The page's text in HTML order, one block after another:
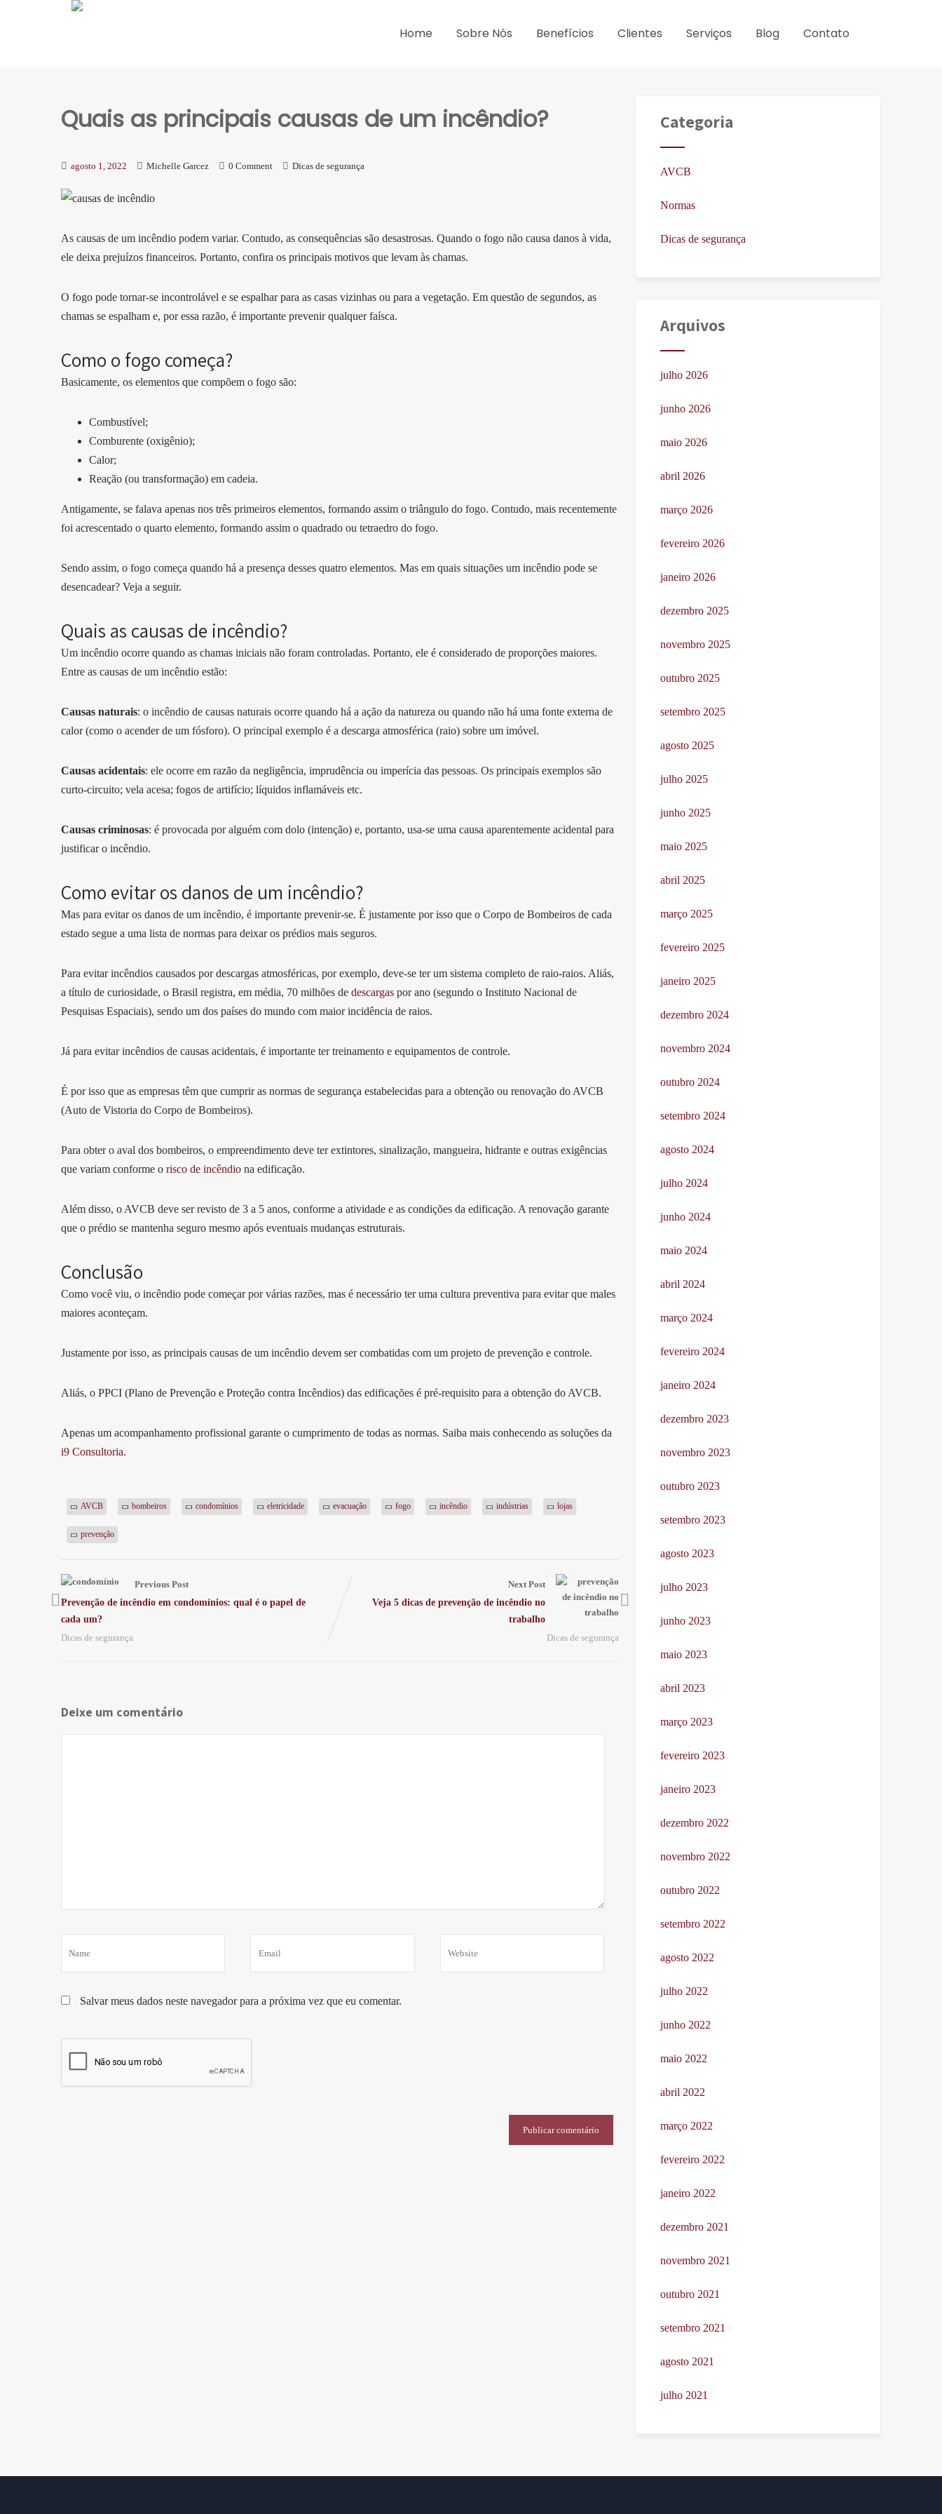
Home Sobre Nós Benefícios Clientes Serviços Blog Contato
Quais as principais causas de um incêndio?
agosto 1, 2022 Michelle Garcez 0 Comment Dicas de segurança
As causas de um incêndio podem variar. Contudo, as consequências são desastrosas. Quando o fogo não causa danos à vida,
ele deixa prejuízos financeiros. Portanto, confira os principais motivos que levam às chamas.
O fogo pode tornar-se incontrolável e se espalhar para as casas vizinhas ou para a vegetação. Em questão de segundos, as
chamas se espalham e, por essa razão, é importante prevenir qualquer faísca.
Como o fogo começa?
Basicamente, os elementos que compõem o fogo são:
Combustível;
Comburente (oxigênio);
Calor;
Reação (ou transformação) em cadeia.
Antigamente, se falava apenas nos três primeiros elementos, formando assim o triângulo do fogo. Contudo, mais recentemente
foi acrescentado o quarto elemento, formando assim o quadrado ou tetraedro do fogo.
Sendo assim, o fogo começa quando há a presença desses quatro elementos. Mas em quais situações um incêndio pode se
desencadear? Veja a seguir.
Quais as causas de incêndio?
Um incêndio ocorre quando as chamas iniciais não foram controladas. Portanto, ele é considerado de proporções maiores.
Entre as causas de um incêndio estão:
Causas naturais: o incêndio de causas naturais ocorre quando há a ação da natureza ou quando não há uma fonte externa de
calor (como o acender de um fósforo). O principal exemplo é a descarga atmosférica (raio) sobre um imóvel.
Causas acidentais: ele ocorre em razão da negligência, imprudência ou imperícia das pessoas. Os principais exemplos são
curto-circuito; vela acesa; fogos de artifício; líquidos inflamáveis etc.
Causas criminosas: é provocada por alguém com dolo (intenção) e, portanto, usa-se uma causa aparentemente acidental para
justificar o incêndio.
Como evitar os danos de um incêndio?
Mas para evitar os danos de um incêndio, é importante prevenir-se. É justamente por isso que o Corpo de Bombeiros de cada
estado segue a uma lista de normas para deixar os prédios mais seguros.
Para evitar incêndios causados por descargas atmosféricas, por exemplo, deve-se ter um sistema completo de raio-raios. Aliás,
a título de curiosidade, o Brasil registra, em média, 70 milhões de descargas por ano (segundo o Instituto Nacional de
Pesquisas Espaciais), sendo um dos países do mundo com maior incidência de raios.
Já para evitar incêndios de causas acidentais, é importante ter treinamento e equipamentos de controle.
É por isso que as empresas têm que cumprir as normas de segurança estabelecidas para a obtenção ou renovação do AVCB
(Auto de Vistoria do Corpo de Bombeiros).
Para obter o aval dos bombeiros, o empreendimento deve ter extintores, sinalização, mangueira, hidrante e outras exigências
que variam conforme o risco de incêndio na edificação.
Além disso, o AVCB deve ser revisto de 3 a 5 anos, conforme a atividade e as condições da edificação. A renovação garante
que o prédio se mantenha seguro mesmo após eventuais mudanças estruturais.
Conclusão
Como você viu, o incêndio pode começar por várias razões, mas é necessário ter uma cultura preventiva para evitar que males
maiores aconteçam.
Justamente por isso, as principais causas de um incêndio devem ser combatidas com um projeto de prevenção e controle.
Aliás, o PPCI (Plano de Prevenção e Proteção contra Incêndios) das edificações é pré-requisito para a obtenção do AVCB.
Apenas um acompanhamento profissional garante o cumprimento de todas as normas. Saiba mais conhecendo as soluções da
i9 Consultoria.
AVCB bombeiros condomínios eletricidade evacuação fogo incêndio indústrias lojas
prevenção
Previous Post
Prevenção de incêndio em condomínios: qual é o papel de
cada um?
Dicas de segurança
Next Post
Veja 5 dicas de prevenção de incêndio no
trabalho
Dicas de segurança
Deixe um comentário
Salvar meus dados neste navegador para a próxima vez que eu comentar.
Categoria
AVCB
Normas
Dicas de segurança
Arquivos
julho 2026
junho 2026
maio 2026
abril 2026
março 2026
fevereiro 2026
janeiro 2026
dezembro 2025
novembro 2025
outubro 2025
setembro 2025
agosto 2025
julho 2025
junho 2025
maio 2025
abril 2025
março 2025
fevereiro 2025
janeiro 2025
dezembro 2024
novembro 2024
outubro 2024
setembro 2024
agosto 2024
julho 2024
junho 2024
maio 2024
abril 2024
março 2024
fevereiro 2024
janeiro 2024
dezembro 2023
novembro 2023
outubro 2023
setembro 2023
agosto 2023
julho 2023
junho 2023
maio 2023
abril 2023
março 2023
fevereiro 2023
janeiro 2023
dezembro 2022
novembro 2022
outubro 2022
setembro 2022
agosto 2022
julho 2022
junho 2022
maio 2022
abril 2022
março 2022
fevereiro 2022
janeiro 2022
dezembro 2021
novembro 2021
outubro 2021
setembro 2021
agosto 2021
julho 2021